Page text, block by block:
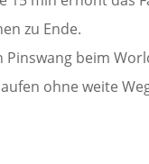
zu Ende.
Pinswang beim
ohne weite